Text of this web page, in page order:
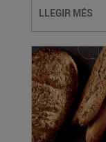
LLEGIR MÉS